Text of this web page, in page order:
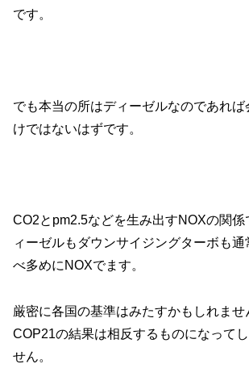
です。
でも本当の所はディーゼルなのであれ
けではないはずです。
CO2とpm2.5などを生み出すNOXの関
ィーゼルもダウンサイジングターボも
べ多めにNOXでます。
厳密に各国の基準はみたすかもしれませ
COP21の結果は相反するものになって
せん。